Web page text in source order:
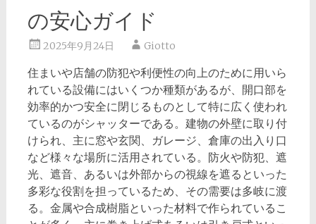
の安心ガイド
2025年9月24日 Giotto
住まいや店舗の防犯や利便性の向上のために用いら
れている設備にはいくつか種類があるが、開口部を
効率的かつ安全に閉じるものとして特に広く使われ
ているのがシャッターである。 建物の外壁に取り付
けられ、主に窓や玄関、ガレージ、倉庫の出入り口
など様々な場所に活用されている。防火や防犯、遮
光、遮音、あるいは外部からの視線を遮るといった
多彩な役割を担っているため、その需要は多岐に渡
る。金属や合成樹脂といった材料で作られているこ